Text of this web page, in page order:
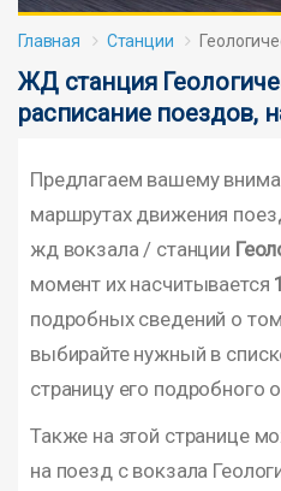
Главная Станции
ЖД станция
расписание поездов,
Предлагаем вашему
маршрутах движения
жд вокзала / станции
момент их насчитывается
подробных сведений о
выбирайте нужный в
страницу его подробного
Также на этой странице
на поезд с вокзала